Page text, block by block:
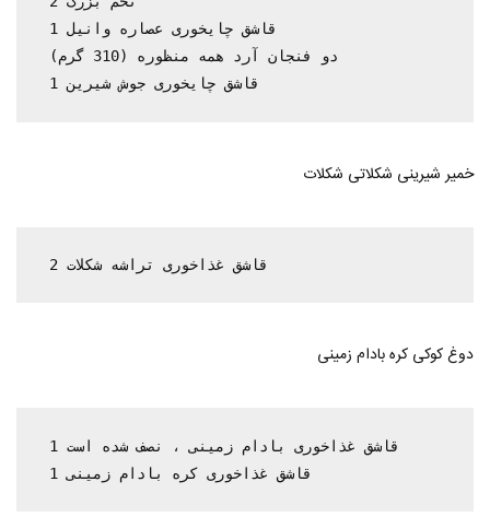
1 قاشق چایخوری جوش شیرین
خمیر شیرینی شکلاتی شکلات
2 قاشق غذاخوری تراشه شکلات
دوغ کوکی کره بادام زمینی
1 قاشق غذاخوری کره بادام زمینی